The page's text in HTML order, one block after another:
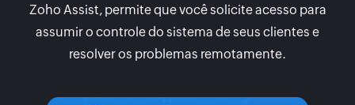
Zoho Assist, permite que você solicite acesso para
assumir o controle do sistema de seus clientes e
resolver os problemas remotamente.